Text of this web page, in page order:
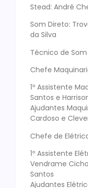
Stead: André
Som Direto:
da Silva
Técnico de
Chefe
1º Assistente
Santos e
Ajudantes
Cardoso e
Chefe de
1º Assistente
Vendrame
Santos
Ajudantes